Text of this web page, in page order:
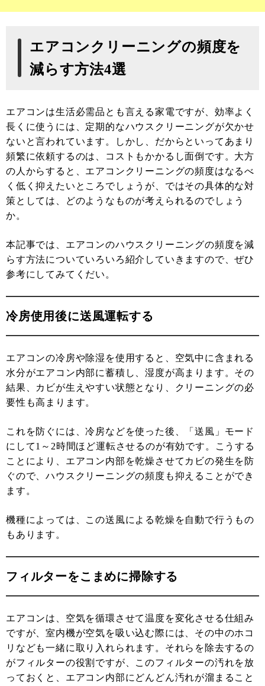
エアコンクリーニングの頻度を
減らす方法4選
エアコンは生活必需品とも言える家電ですが、効率よく
長くに使うには、定期的なハウスクリーニングが欠かせ
ないと言われています。しかし、だからといってあまり
頻繁に依頼するのは、コストもかかるし面倒です。大方
の人からすると、エアコンクリーニングの頻度はなるべ
く低く抑えたいところでしょうが、ではその具体的な対
策としては、どのようなものが考えられるのでしょう
か。
本記事では、エアコンのハウスクリーニングの頻度を減
らす方法についていろいろ紹介していきますので、ぜひ
参考にしてみてくだい。
冷房使用後に送風運転する
エアコンの冷房や除湿を使用すると、空気中に含まれる
水分がエアコン内部に蓄積し、湿度が高まります。その
結果、カビが生えやすい状態となり、クリーニングの必
要性も高まります。
これを防ぐには、冷房などを使った後、「送風」モード
にして1～2時間ほど運転させるのが有効です。こうする
ことにより、エアコン内部を乾燥させてカビの発生を防
ぐので、ハウスクリーニングの頻度も抑えることができ
ます。
機種によっては、この送風による乾燥を自動で行うもの
もあります。
フィルターをこまめに掃除する
エアコンは、空気を循環させて温度を変化させる仕組み
ですが、室内機が空気を吸い込む際には、その中のホコ
リなども一緒に取り入れられます。それらを除去するの
がフィルターの役割ですが、このフィルターの汚れを放
っておくと、エアコン内部にどんどん汚れが溜まること